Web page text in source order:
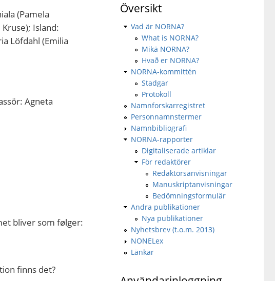
(Pamela
Island:
Löfdahl (Emilia
Agneta
bliver som følger:
finns det?
Översikt
Vad är NORNA?
What is NORNA?
Mikä NORNA?
Hvað er NORNA?
NORNA-kommittén
Stadgar
Protokoll
Namnforskarregistret
Personnamnstermer
Namnbibliografi
NORNA-rapporter
Digitaliserade artiklar
För redaktörer
Redaktörsanvisningar
Manuskriptanvisningar
Bedömningsformulär
Andra publikationer
Nya publikationer
Nyhetsbrev (t.o.m. 2013)
NONELex
Länkar